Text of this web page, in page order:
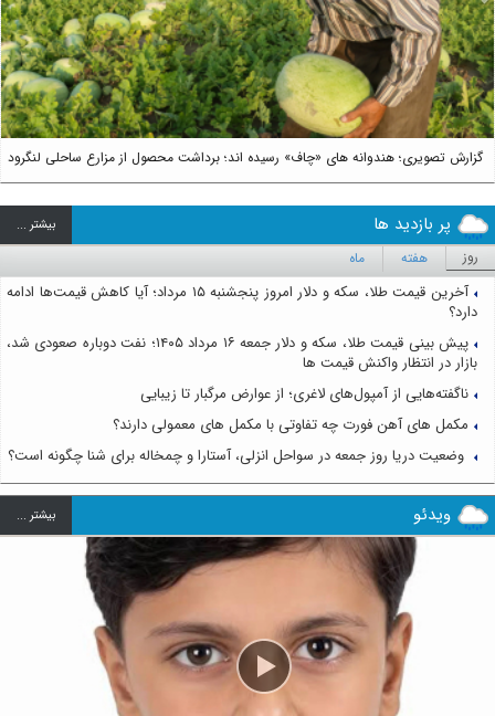
گزارش تصویری؛ هندوانه های «چاف» رسیده اند؛ برداشت محصول از مزارع ساحلی لنگرود
Next
پر بازدید ها بيشتر ...
روز هفته ماه
آخرین قیمت طلا، سکه و دلار امروز پنجشنبه ۱۵ مرداد؛ آیا کاهش قیمت‌ها ادامه
دارد؟
پیش بینی قیمت طلا، سکه و دلار جمعه ۱۶ مرداد ۱۴۰۵؛ نفت دوباره صعودی شد،
بازار در انتظار واکنش قیمت ها
ناگفته‌هایی از آمپول‌های لاغری؛ از عوارض مرگبار تا زیبایی
مکمل های آهن فورت چه تفاوتی با مکمل های معمولی دارند؟
وضعیت دریا روز جمعه در سواحل انزلی، آستارا و چمخاله برای شنا چگونه است؟
ویدئو بيشتر ...